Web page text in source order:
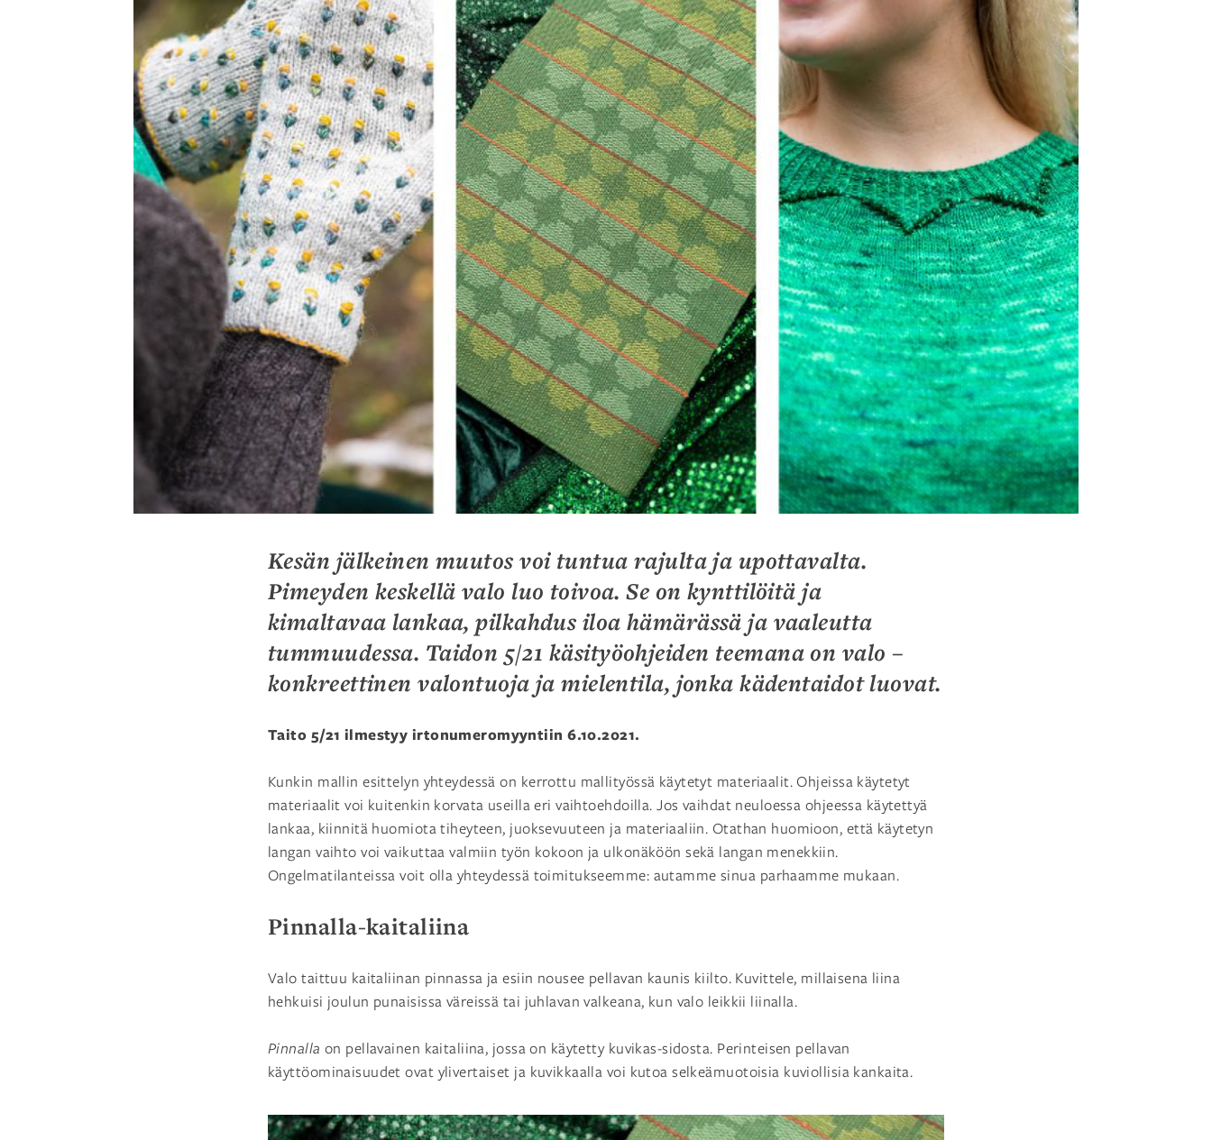
Kesän jälkeinen muutos voi tuntua rajulta ja upottavalta.
Pimeyden keskellä valo luo toivoa. Se on kynttilöitä ja
kimaltavaa lankaa, pilkahdus iloa hämärässä ja vaaleutta
tummuudessa. Taidon 5/21 käsityöohjeiden teemana on valo –
konkreettinen valontuoja ja mielentila, jonka kädentaidot luovat.
Taito 5/21 ilmestyy irtonumeromyyntiin 6.10.2021.
Kunkin mallin esittelyn yhteydessä on kerrottu mallityössä käytetyt materiaalit. Ohjeissa käytetyt
materiaalit voi kuitenkin korvata useilla eri vaihtoehdoilla. Jos vaihdat neuloessa ohjeessa käytettyä
lankaa, kiinnitä huomiota tiheyteen, juoksevuuteen ja materiaaliin. Otathan huomioon, että käytetyn
langan vaihto voi vaikuttaa valmiin työn kokoon ja ulkonäköön sekä langan menekkiin.
Ongelmatilanteissa voit olla yhteydessä toimitukseemme: autamme sinua parhaamme mukaan.
Pinnalla-kaitaliina
Valo taittuu kaitaliinan pinnassa ja esiin nousee pellavan kaunis kiilto. Kuvittele, millaisena liina
hehkuisi joulun punaisissa väreissä tai juhlavan valkeana, kun valo leikkii liinalla.
Pinnalla on pellavainen kaitaliina, jossa on käytetty kuvikas-sidosta. Perinteisen pellavan
käyttöominaisuudet ovat ylivertaiset ja kuvikkaalla voi kutoa selkeämuotoisia kuviollisia kankaita.